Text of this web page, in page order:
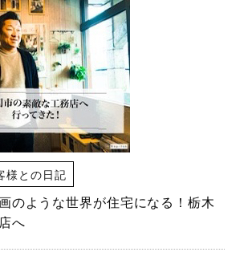
様との日記
のような世界が住宅になる！栃木
へ